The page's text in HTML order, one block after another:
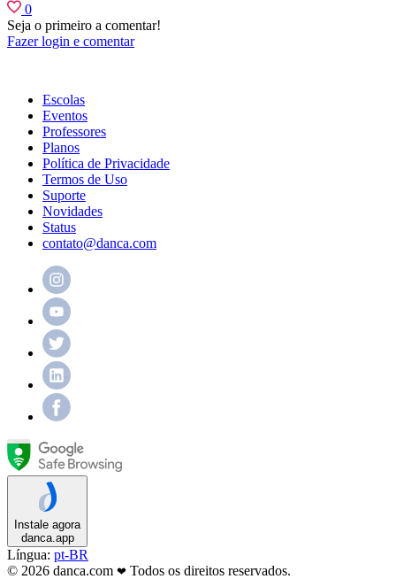
0
Seja o primeiro a comentar!
Fazer login e comentar
Escolas
Eventos
Professores
Planos
Política de Privacidade
Termos de Uso
Suporte
Novidades
Status
contato@danca.com
Instale agora
danca.app
Língua: pt-BR
© 2026 danca.com ❤ Todos os direitos reservados.